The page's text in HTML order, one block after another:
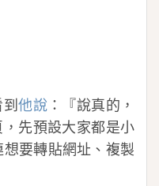
到他說 ：『說真的，
先預設大家都是小
要轉貼網址、複製